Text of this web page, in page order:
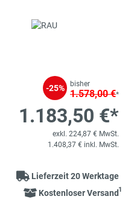
-25% bisher
1.578,00 €*
1.183,50 €*
exkl. 224,87 € MwSt.
1.408,37 € inkl. MwSt.
Lieferzeit 20 Werktage
Kostenloser Versand1